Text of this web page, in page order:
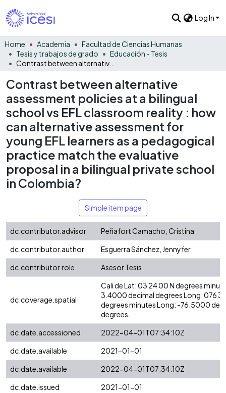
Log In
Home Academia
Facultad de Ciencias Humanas
Tesis y trabajos de grado
Educación - Tesis
Contrast between alternative
assessment policies at a bilingual
school vs EFL classroom reality : how
can alternative assessment for
young EFL learners as a pedagogical
practice match the evaluative
proposal in a bilingual private school
in Colombia?
Simple item page
dc.contributor.advisor
Peñafort Camacho, Cristina
dc.contributor.author
Esguerra Sánchez, Jennyfer
dc.contributor.role
Asesor Tesis
dc.coverage.spatial
Cali de Lat: 03 24 00 N degrees
3.4000 decimal degrees Long: 076
degrees minutes Long: -76.5000
degrees.
dc.date.accessioned
2022-04-01T07:34:10Z
dc.date.available
2021-01-01
dc.date.available
2022-04-01T07:34:10Z
dc.date.issued
2021-01-01